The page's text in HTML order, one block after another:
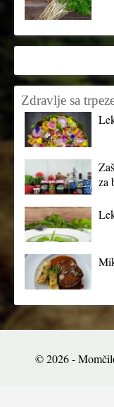
Zdravlje sa
za
© 2026 -